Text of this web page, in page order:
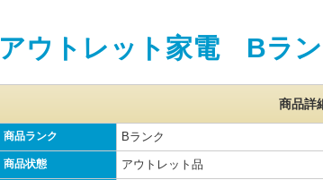
アウトレット家電 Bラン
商品詳
商品ランク Bランク
商品状態 アウトレット品